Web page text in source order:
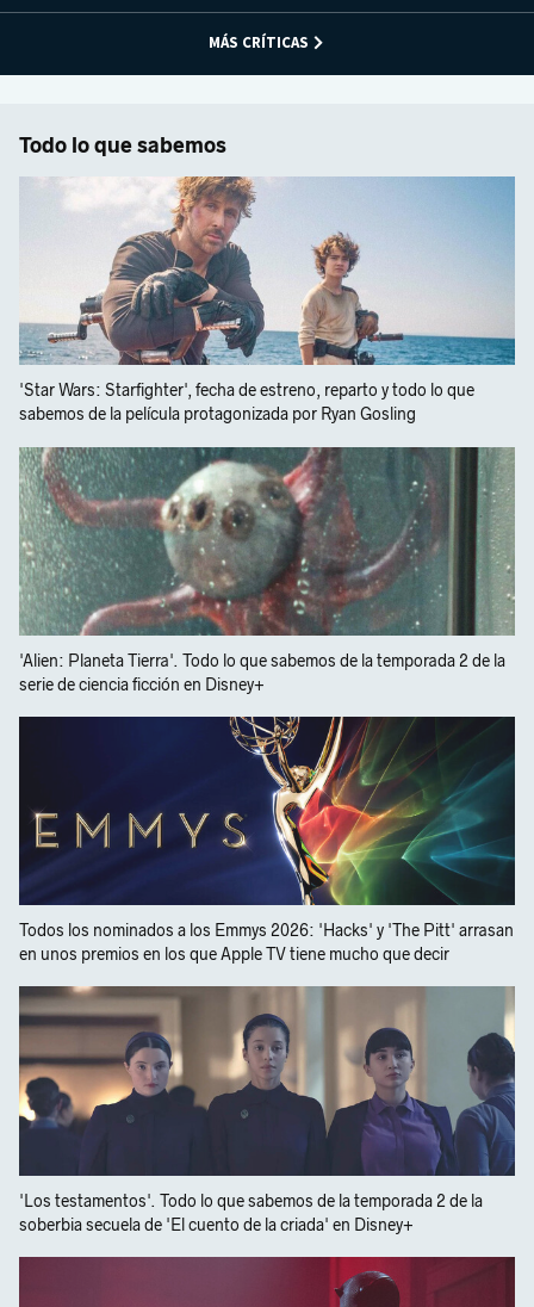
MÁS CRÍTICAS
Todo lo que sabemos
'Star Wars: Starfighter', fecha de estreno, reparto y todo lo que
sabemos de la película protagonizada por Ryan Gosling
'Alien: Planeta Tierra'. Todo lo que sabemos de la temporada 2 de la
serie de ciencia ficción en Disney+
Todos los nominados a los Emmys 2026: 'Hacks' y 'The Pitt' arrasan
en unos premios en los que Apple TV tiene mucho que decir
'Los testamentos'. Todo lo que sabemos de la temporada 2 de la
soberbia secuela de 'El cuento de la criada' en Disney+